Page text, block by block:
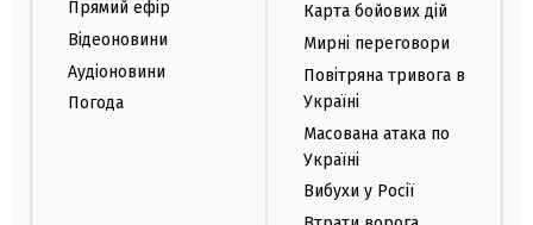
Прямий ефір
Відеоновини
Аудіоновини
Погода
Карта бойових дій
Мирні переговори
Повітряна тривога в
Україні
Масована атака по
Україні
Вибухи у Росії